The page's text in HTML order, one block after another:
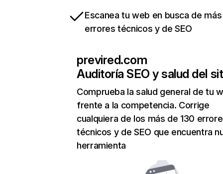
Escanea tu web en busca de
errores técnicos y de SEO
previred.com
Auditoría SEO y salud del
Comprueba la salud general de tu
frente a la competencia. Corrige
cualquiera de los más de 130
técnicos y de SEO que encuentra
herramienta